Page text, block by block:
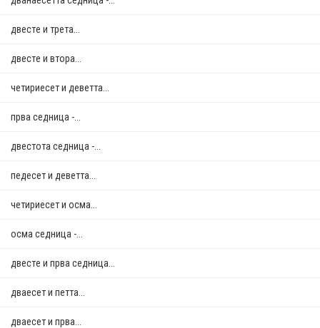
двестe и трета...
двестe и втора...
четириесет и деветта...
прва седница -...
двестота седница -...
педесет и деветта...
четириесет и осма...
осма седница -...
двестe и прва седница...
дваесет и петта...
дваесет и прва...